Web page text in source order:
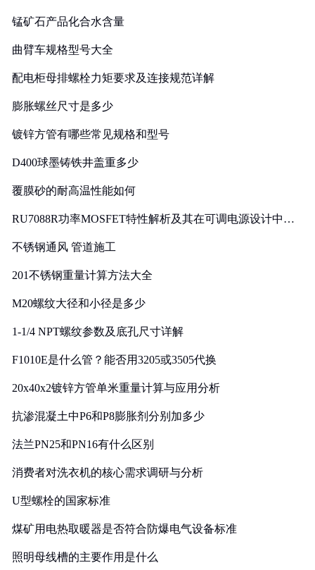
锰矿石产品化合水含量
曲臂车规格型号大全
配电柜母排螺栓力矩要求及连接规范详解
膨胀螺丝尺寸是多少
镀锌方管有哪些常见规格和型号
D400球墨铸铁井盖重多少
覆膜砂的耐高温性能如何
RU7088R功率MOSFET特性解析及其在可调电源设计中的
不锈钢通风 管道施工
201不锈钢重量计算方法大全
M20螺纹大径和小径是多少
1-1/4 NPT螺纹参数及底孔尺寸详解
F1010E是什么管？能否用3205或3505代换
20x40x2镀锌方管单米重量计算与应用分析
抗渗混凝土中P6和P8膨胀剂分别加多少
法兰PN25和PN16有什么区别
消费者对洗衣机的核心需求调研与分析
U型螺栓的国家标准
煤矿用电热取暖器是否符合防爆电气设备标准
照明母线槽的主要作用是什么